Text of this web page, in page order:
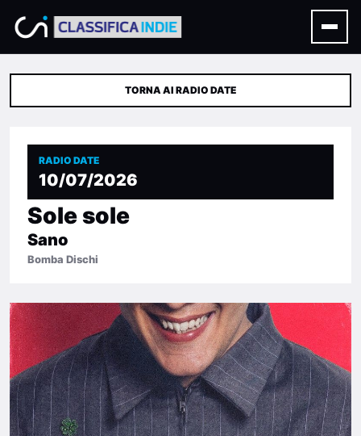
TORNA AI RADIO DATE
RADIO DATE
10/07/2026
Sole sole
Sano
Bomba Dischi